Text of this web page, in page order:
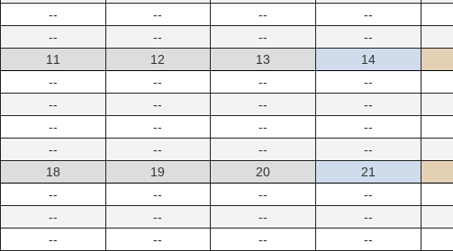
--
--
--
--
--
--
--
--
11
--
--
--
--
12
--
--
--
--
13
--
--
--
--
14
--
--
--
--
18
--
--
--
19
--
--
--
20
--
--
--
21
--
--
--